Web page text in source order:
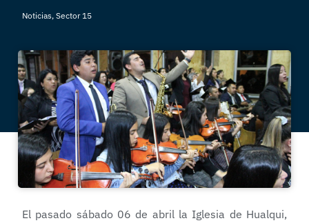
Noticias, Sector 15
El pasado sábado 06 de abril la Iglesia de Hualqui,